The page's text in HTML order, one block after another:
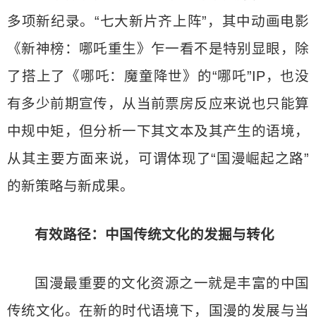
多项新纪录。“七大新片齐上阵”，其中动画电影
《新神榜：哪吒重生》乍一看不是特别显眼，除
了搭上了《哪吒：魔童降世》的“哪吒”IP，也没
有多少前期宣传，从当前票房反应来说也只能算
中规中矩，但分析一下其文本及其产生的语境，
从其主要方面来说，可谓体现了“国漫崛起之路”
的新策略与新成果。
有效路径：中国传统文化的发掘与转化
国漫最重要的文化资源之一就是丰富的中国
传统文化。在新的时代语境下，国漫的发展与当